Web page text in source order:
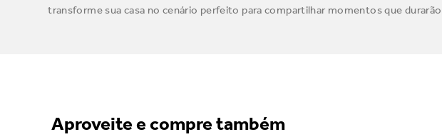
transforme sua casa no cenário perfeito para compartilhar momentos que
Aproveite e compre também